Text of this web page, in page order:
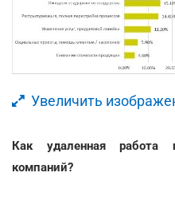
Увеличить
Как удаленная работа
компаний?